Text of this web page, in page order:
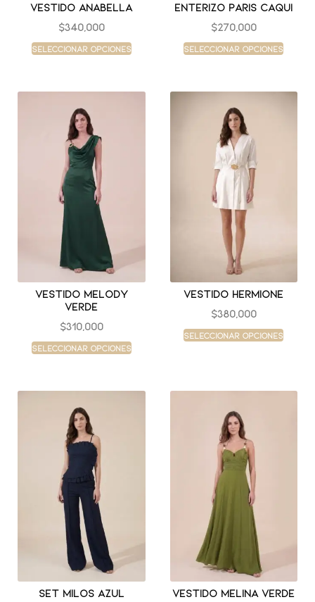
Vestido anabella
$340,000
Seleccionar opciones
Enterizo paris caqui
$270,000
Seleccionar opciones
Vestido melody
verde
$310,000
Seleccionar opciones
Vestido hermione
$380,000
Seleccionar opciones
Set milos azul
Vestido melina verde